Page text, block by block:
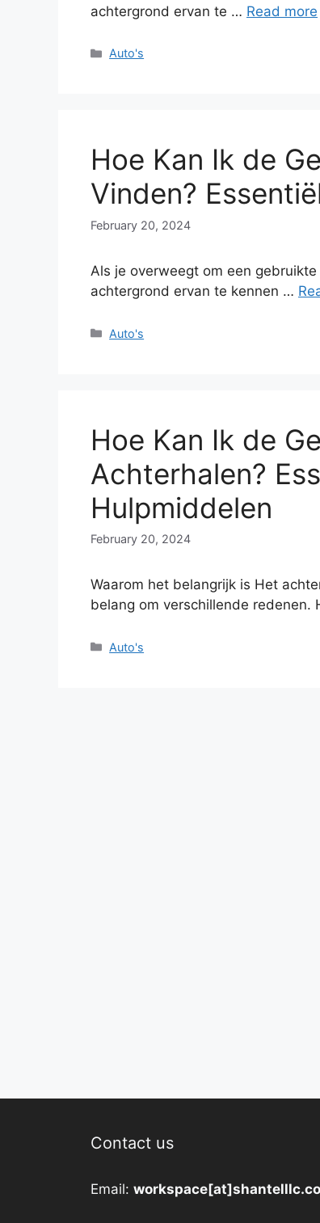
achtergrond ervan te … Read more
Categories
Auto's
Hoe Kan Ik de
Vinden?
February 20, 2024
Als je overweegt om een
achtergrond ervan te kennen …
Categories
Auto's
Hoe Kan Ik de
Achterhalen?
Hulpmiddelen
February 20, 2024
Waarom het belangrijk is Het
belang om verschillende redenen.
Categories
Auto's
Contact us
Email: